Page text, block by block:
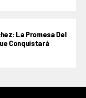
La Promesa Del
Conquistará